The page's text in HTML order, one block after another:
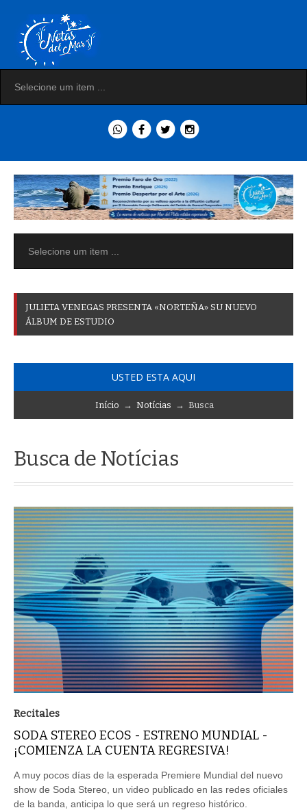
JULIETA VENEGAS PRESENTA «NORTEÑA» SU NUEVO
ÁLBUM DE ESTUDIO
USTED ESTA AQUI
Início → Notícias → Busca
Busca de Notícias
Recitales
SODA STEREO ECOS - ESTRENO MUNDIAL -
¡COMIENZA LA CUENTA REGRESIVA!
A muy pocos días de la esperada Premiere Mundial del nuevo
show de Soda Stereo, un video publicado en las redes oficiales
de la banda, anticipa lo que será un regreso histórico.